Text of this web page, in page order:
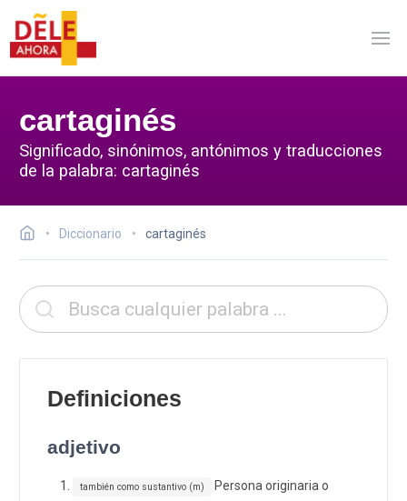
cartaginés
Significado, sinónimos, antónimos y traducciones
de la palabra: cartaginés
Diccionario cartaginés
Definiciones
adjetivo
también como sustantivo (m)
Persona originaria o